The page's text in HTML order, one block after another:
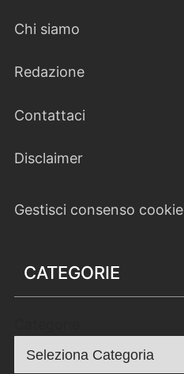
Chi siamo
Redazione
Contattaci
Disclaimer
Gestisci consenso cookie
CATEGORIE